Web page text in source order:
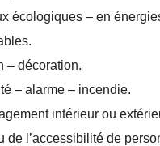
écologiques – en
– décoration.
– alarme – incendie.
intérieur ou
de l’accessibilité de